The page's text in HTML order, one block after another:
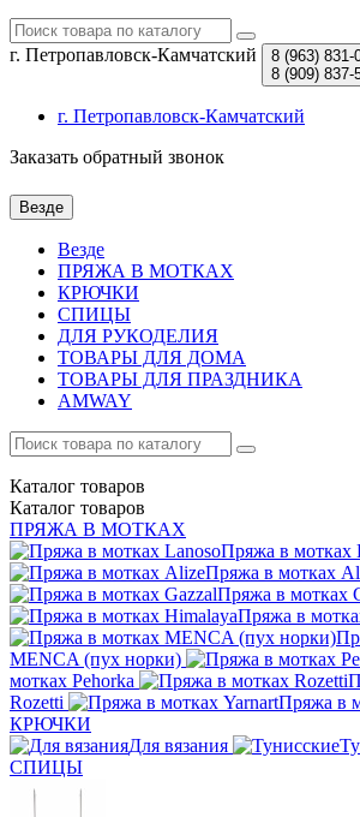
г. Петропавловск-Камчатский 8 (963) 831-
8 (909) 837-
г. Петропавловск-Камчатский
Заказать обратный звонок
Везде
Везде
ПРЯЖА В МОТКАХ
КРЮЧКИ
СПИЦЫ
ДЛЯ РУКОДЕЛИЯ
ТОВАРЫ ДЛЯ ДОМА
ТОВАРЫ ДЛЯ ПРАЗДНИКА
AMWAY
Каталог товаров
Каталог товаров
ПРЯЖА В МОТКАХ
Пряжа в мотках
Пряжа в мотках
Пряжа в мотках
Пряжа в
MENCA (пух норки)
мотках Pehorka
Rozetti
Пряжа в
КРЮЧКИ
Для вязания
СПИЦЫ